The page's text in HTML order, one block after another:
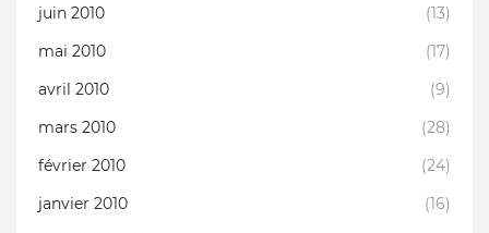
juin 2010
(13)
mai 2010
(17)
avril 2010
(9)
mars 2010
(28)
février 2010
(24)
janvier 2010
(16)